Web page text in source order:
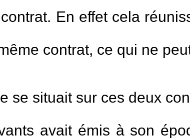
En effet cela
contrat, ce qui ne
se situait sur ces deux
avait émis à son